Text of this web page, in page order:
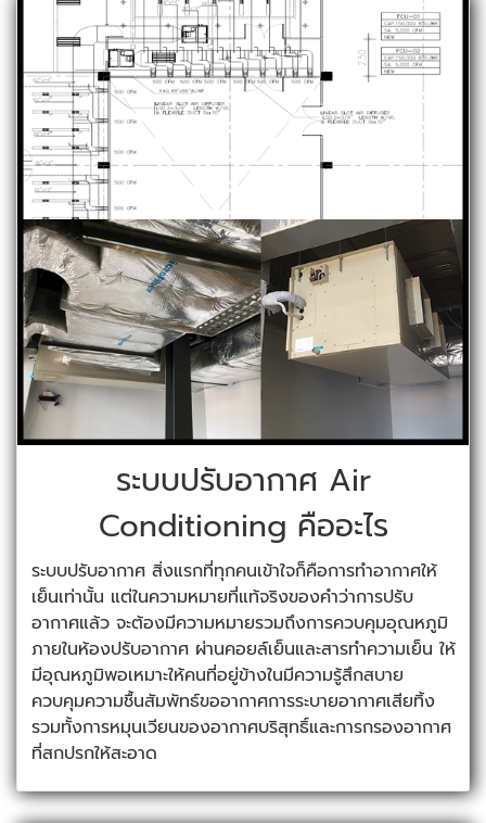
ระบบปรับอากาศ Air
Conditioning คืออะไร
ระบบปรับอากาศ สิ่งแรกที่ทุกคนเข้าใจก็คือการทำอากาศให้
เย็นเท่านั้น แต่ในความหมายที่แท้จริงของคำว่าการปรับ
อากาศแล้ว จะต้องมีความหมายรวมถึงการควบคุมอุณหภูมิ
ภายในห้องปรับอากาศ ผ่านคอยล์เย็นและสารทำความเย็น ให้
มีอุณหภูมิพอเหมาะให้คนที่อยู่ข้างในมีความรู้สึกสบาย
ควบคุมความชื้นสัมพัทธ์ขออากาศการระบายอากาศเสียทิ้ง
รวมทั้งการหมุนเวียนของอากาศบริสุทธิ์และการกรองอากาศ
ที่สกปรกให้สะอาด